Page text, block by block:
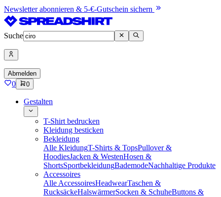
Newsletter abonnieren & 5-€-Gutschein sichern
Suche
Abmelden
0 0
Gestalten
T-Shirt bedrucken
Kleidung besticken
Bekleidung
Alle KleidungT-Shirts & TopsPullover &
HoodiesJacken & WestenHosen &
ShortsSportbekleidungBademodeNachhaltige Produkte
Accessoires
Alle AccessoiresHeadwearTaschen &
RucksäckeHalswärmerSocken & SchuheButtons &